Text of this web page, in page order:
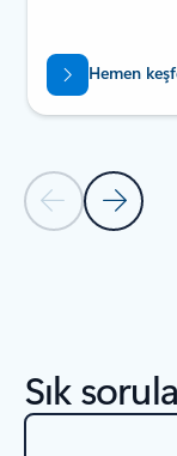
Önceki SlaytSonraki
Hemen
Sık